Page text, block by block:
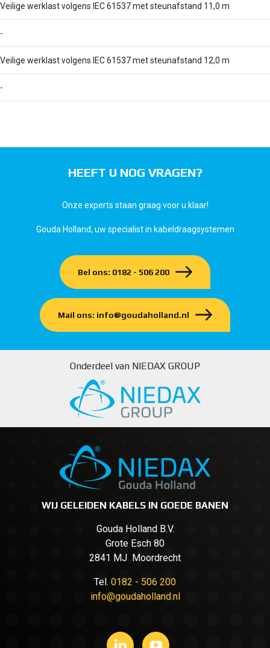
Veilige werklast volgens IEC 61537 met steunafstand 11,0 m
-
Veilige werklast volgens IEC 61537 met steunafstand 12,0 m
-
HEEFT U NOG VRAGEN?
Onze experts staan graag voor u klaar!
Gouda Holland, uw specialist in kabeldraagsystemen
Bel ons: 0182 - 506 200
Mail ons: info@goudaholland.nl
Onderdeel van NIEDAX GROUP
WIJ GELEIDEN KABELS IN GOEDE BANEN
Gouda Holland B.V.
Grote Esch 80
2841 MJ Moordrecht
Tel. 0182 - 506 200
info@goudaholland.nl